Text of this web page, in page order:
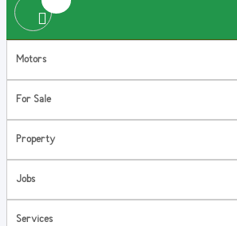
Motors
For Sale
Property
Jobs
Services